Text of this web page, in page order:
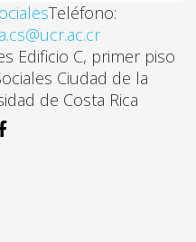
REPRESENTACIÓN DE
DE
CRÍTICA
Teléfono:
Edificio C, primer piso
Ciudad de la
de Costa Rica